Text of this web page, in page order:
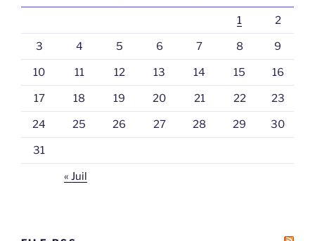
1 2
3 4 5 6 7 8 9
10 11 12 13 14 15 16
17 18 19 20 21 22 23
24 25 26 27 28 29 30
31
« Juil